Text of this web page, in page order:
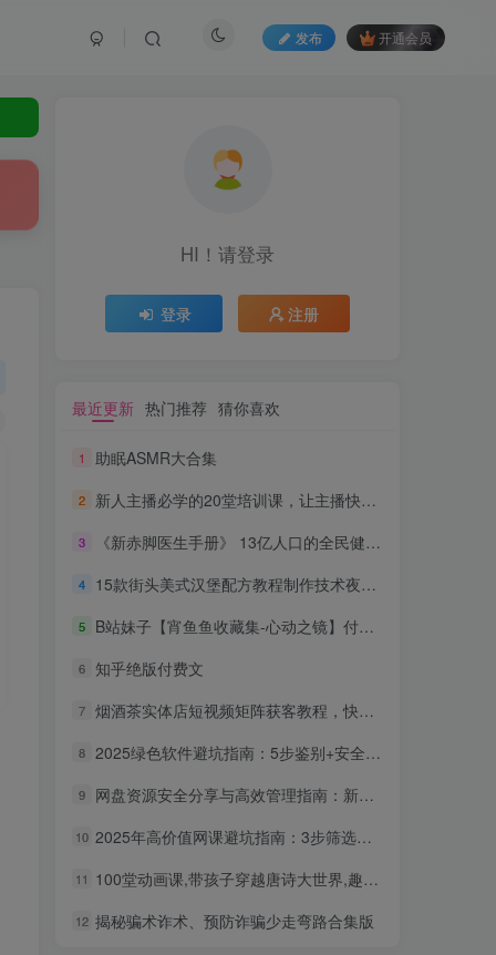
发布 开通会员
HI！请登录
登录 注册
最近更新 热门推荐 猜你喜欢
1 助眠ASMR大合集
2 新人主播必学的20堂培训课，让主播快速成长的必学课程，帮你直播能力快速打造的实操方法
3 《新赤脚医生手册》 13亿人口的全民健康指导手册
4 15款街头美式汉堡配方教程制作技术夜市摆摊小吃创业视频商业课程
5 B站妹子【宵鱼鱼收藏集-心动之镜】付费充电合集，手慢无
6 知乎绝版付费文
7 烟酒茶实体店短视频矩阵获客教程，快速实现门店营收多翻N倍
8 2025绿色软件避坑指南：5步鉴别+安全获取，远离捆绑与病毒
9 网盘资源安全分享与高效管理指南：新手也能轻松上手
10 2025年高价值网课避坑指南：3步筛选稀缺优质资源，告别无效学习
11 100堂动画课,带孩子穿越唐诗大世界,趣味唐诗启蒙系统课程
12 揭秘骗术诈术、预防诈骗少走弯路合集版